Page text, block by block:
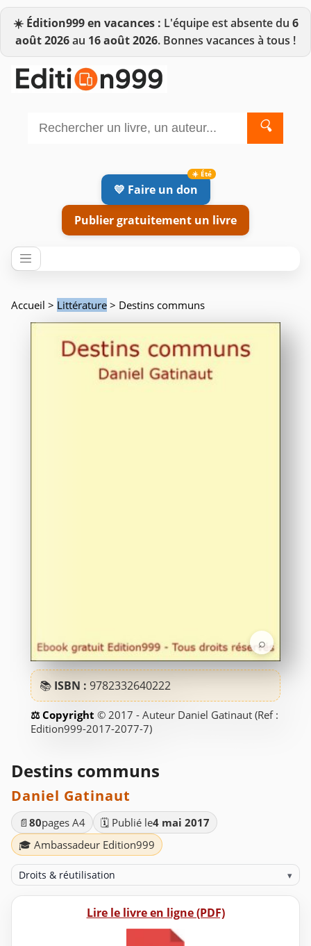
☀️ Édition999 en vacances : L'équipe est absente du 6
août 2026au 16 août 2026. Bonnes vacances à tous !
🔍
💛 Faire un don
Publier gratuitement un livre
Accueil > Littérature > Destins communs
⌕
📚 ISBN : 9782332640222
© 2017 - Auteur Daniel Gatinaut (Ref :
Edition999-2017-2077-7)
Destins communs
Daniel Gatinaut
📄 80pages A4 🗓️ Publié le4 mai 2017
🎓 Ambassadeur Edition999
Droits & réutilisation ▾
Lire le livre en ligne (PDF)